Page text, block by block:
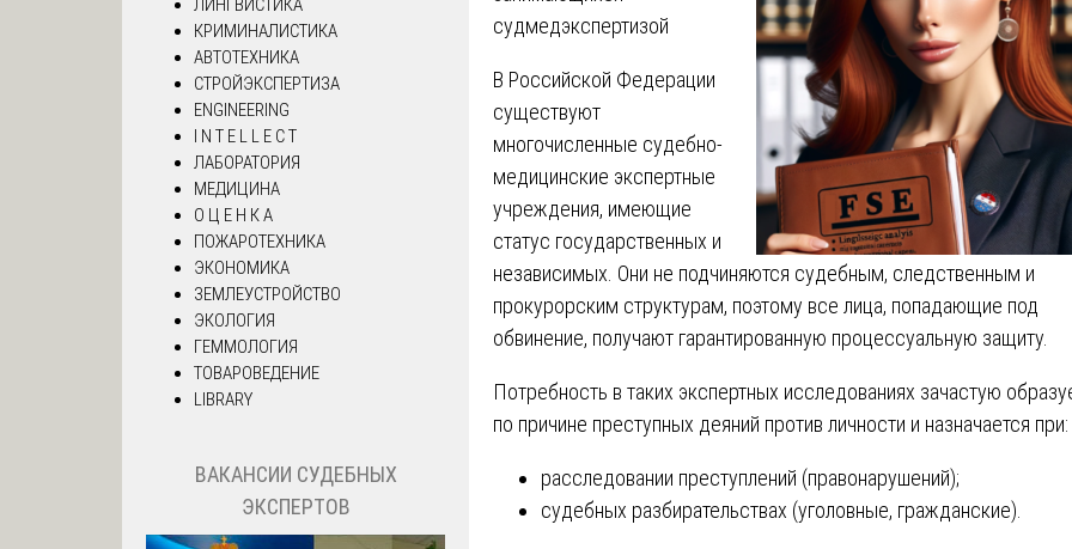
судмедэкспертизой
В Российской Федерации
существуют
многочисленные судебно-
медицинские экспертные
учреждения, имеющие
статус государственных и
независимых. Они не подчиняются судебным, следственным и
прокурорским структурам, поэтому все лица, попадающие под
обвинение, получают гарантированную процессуальную защиту.
Потребность в таких экспертных исследованиях зачастую
по причине преступных деяний против личности и назначается при:
расследовании преступлений (правонарушений);
судебных разбирательствах (уголовные, гражданские).
ЛИНГВИСТИКА
КРИМИНАЛИСТИКА
АВТОТЕХНИКА
СТРОЙЭКСПЕРТИЗА
ENGINEERING
I N T E L L E C T
ЛАБОРАТОРИЯ
МЕДИЦИНА
О Ц Е Н К А
ПОЖАРОТЕХНИКА
ЭКОНОМИКА
ЗЕМЛЕУСТРОЙСТВО
ЭКОЛОГИЯ
ГЕММОЛОГИЯ
ТОВАРОВЕДЕНИЕ
LIBRARY
ВАКАНСИИ СУДЕБНЫХ
ЭКСПЕРТОВ